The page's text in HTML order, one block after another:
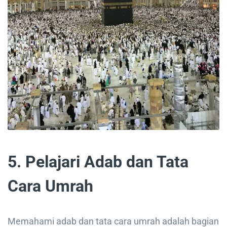
5. Pelajari Adab dan Tata
Cara Umrah
Memahami adab dan tata cara umrah adalah bagian